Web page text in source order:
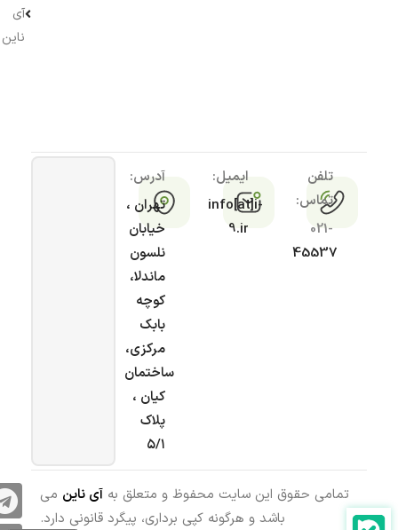
آی
ناین
تلفن
تماس:
021-
45537
ایمیل:
info[at]i-
9.ir
آدرس:
تهران ،
خیابان
نلسون
ماندلا،
کوچه
بابک
مرکزی،
ساختمان
کیان ،
پلاک
۵/۱
تمامی حقوق این سایت محفوظ و متعلق به آی ناین می
باشد و هرگونه کپی برداری، پیگرد قانونی دارد.